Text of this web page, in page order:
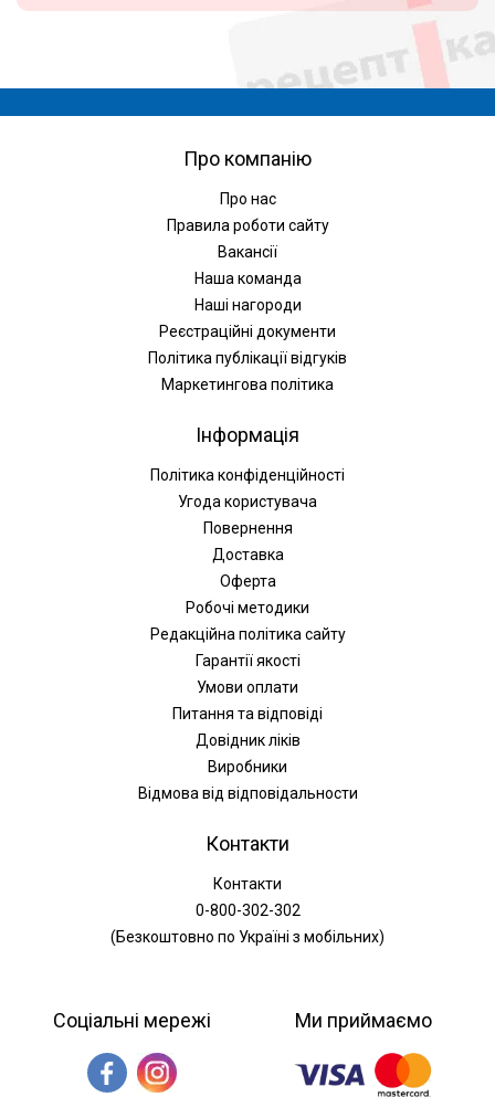
Про компанію
Про нас
Правила роботи сайту
Вакансії
Наша команда
Наші нагороди
Реєстраційні документи
Політика публікації відгуків
Маркетингова політика
Інформація
Політика конфіденційності
Угода користувача
Повернення
Доставка
Оферта
Робочі методики
Редакційна політика сайту
Гарантії якості
Умови оплати
Питання та відповіді
Довідник ліків
Виробники
Відмова від відповідальности
Контакти
Контакти
0-800-302-302
(Безкоштовно по Україні з мобільних)
Соціальні мережі Ми приймаємо